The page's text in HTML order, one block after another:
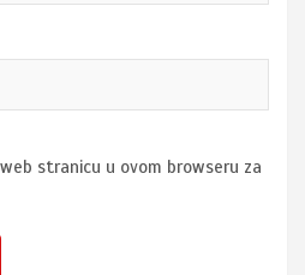
stranicu u ovom browseru za